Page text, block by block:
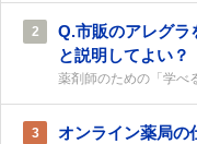
2
Q.市販のアレグラ
と説明してよい？
薬剤師のための「学べ
3 オンライン薬局の